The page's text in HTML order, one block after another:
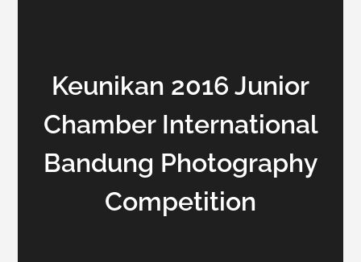
Keunikan 2016 Junior
Chamber International
Bandung Photography
Competition